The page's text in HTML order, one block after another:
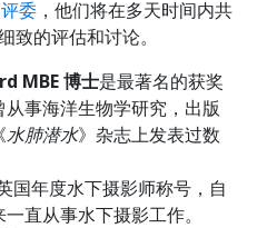
委 ，他们将在多天时间内共
致的评估和讨论。
MBE 博士是最著名的获奖
事海洋生物学研究，出版
水肺潜水》杂志上发表过数
国年度水下摄影师称号，自
直从事水下摄影工作。